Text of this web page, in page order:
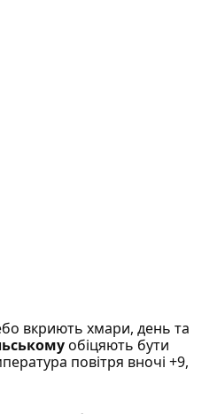
вкриють хмари, день та
обіцяють бути
повітря вночі +9,